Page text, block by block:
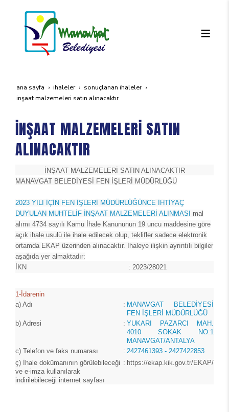
ana sayfa i̇haleler
sonuçlanan i̇haleler
i̇nşaat malzemeleri̇ satin alinacaktir
İNŞAAT MALZEMELERİ SATIN
ALINACAKTIR
İNŞAAT MALZEMELERİ SATIN ALINACAKTIR
MANAVGAT BELEDİYESİ FEN İŞLERİ MÜDÜRLÜĞÜ
2023 YILI İÇİN FEN İŞLERİ MÜDÜRLÜĞÜNCE İHTİYAÇ
DUYULAN MUHTELİF İNŞAAT MALZEMELERİ ALINMASI
mal
alımı 4734 sayılı Kamu İhale Kanununun 19 uncu maddesine göre
açık ihale usulü ile ihale edilecek olup, teklifler sadece elektronik
ortamda EKAP üzerinden alınacaktır. İhaleye ilişkin ayrıntılı bilgiler
aşağıda yer almaktadır:
İKN
: 2023/28021
1-İdarenin
a) Adı : MANAVGAT BELEDİYESİ
FEN İŞLERİ MÜDÜRLÜĞÜ
b) Adresi : YUKARI PAZARCI MAH.
4010 SOKAK NO:1
MANAVGAT/ANTALYA
c) Telefon ve faks numarası : 2427461393 - 2427422853
ç) İhale dokümanının görülebileceği
ve e-imza kullanılarak
indirilebileceği internet sayfası
: https://ekap.kik.gov.tr/EKAP/